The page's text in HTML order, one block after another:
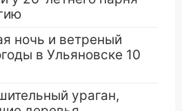
ночь и ветреный
в Ульяновске 10
ураган,